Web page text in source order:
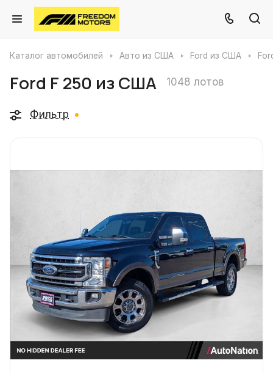
Каталог автомобилей Авто из США Ford из США
Ford F 250 из США 1048 лотов
Фильтр